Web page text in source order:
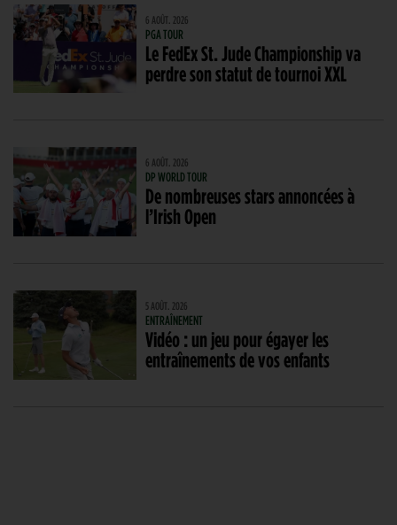
6 AOÛT. 2026
PGA TOUR
Le FedEx St. Jude Championship va
perdre son statut de tournoi XXL
6 AOÛT. 2026
DP WORLD TOUR
De nombreuses stars annoncées à
l’Irish Open
5 AOÛT. 2026
ENTRAÎNEMENT
Vidéo : un jeu pour égayer les
entraînements de vos enfants